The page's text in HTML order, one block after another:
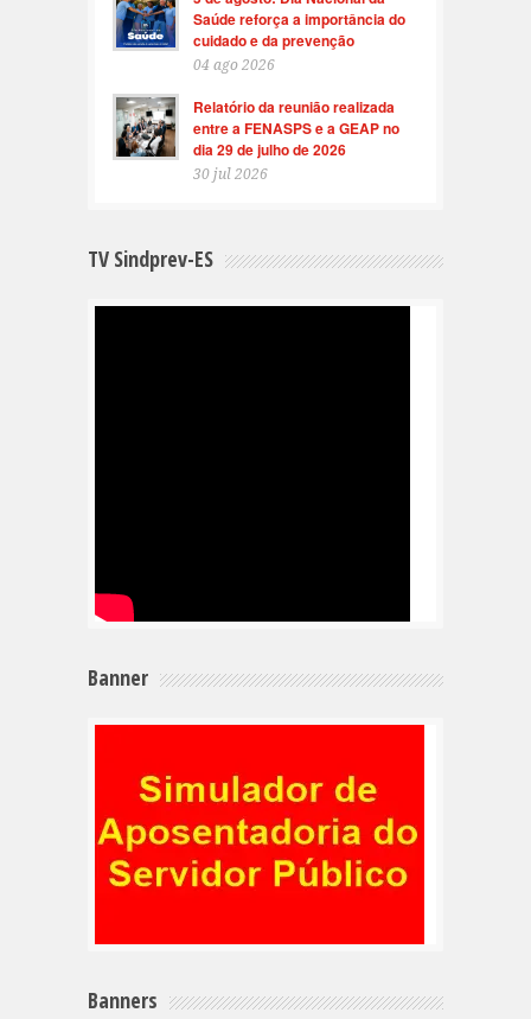
Saúde reforça a importância do
cuidado e da prevenção
04 ago 2026
Relatório da reunião realizada
entre a FENASPS e a GEAP no
dia 29 de julho de 2026
30 jul 2026
TV Sindprev-ES
Banner
Banners